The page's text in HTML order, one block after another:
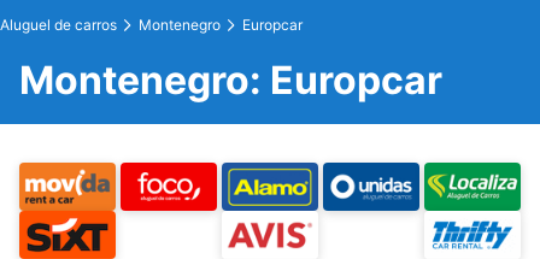
Aluguel de carros Montenegro Europcar
Montenegro: Europcar